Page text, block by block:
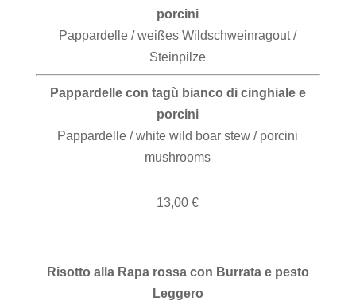
porcini
Pappardelle / weißes Wildschweinragout /
Steinpilze
Pappardelle con tagù bianco di cinghiale e
porcini
Pappardelle / white wild boar stew / porcini
mushrooms
13,00 €
Risotto alla Rapa rossa con Burrata e pesto
Leggero